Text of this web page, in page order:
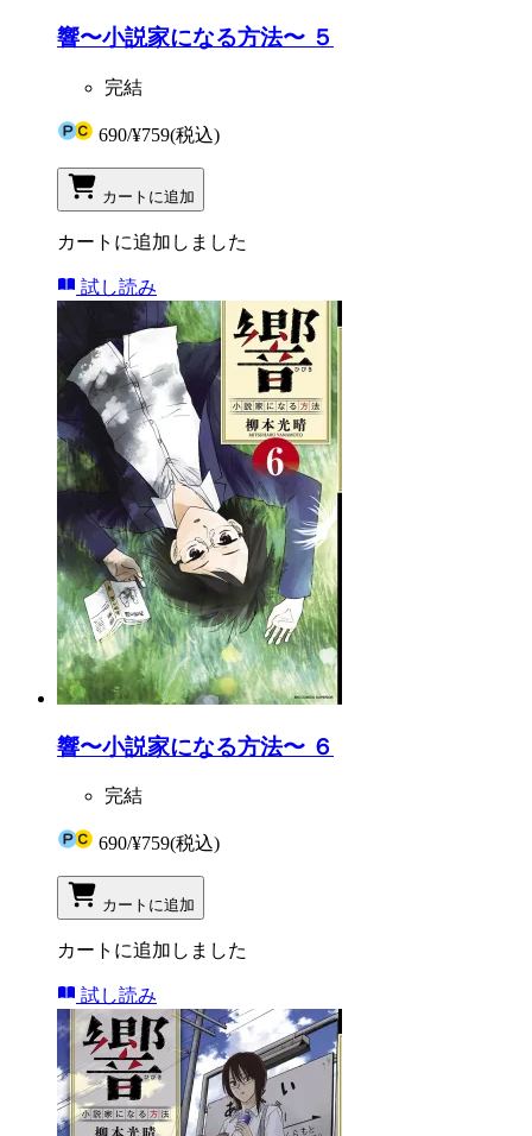
響〜小説家になる方法〜 ５
完結
690/¥759(税込)
カートに追加
カートに追加しました
試し読み
響〜小説家になる方法〜 ６
完結
690/¥759(税込)
カートに追加
カートに追加しました
試し読み